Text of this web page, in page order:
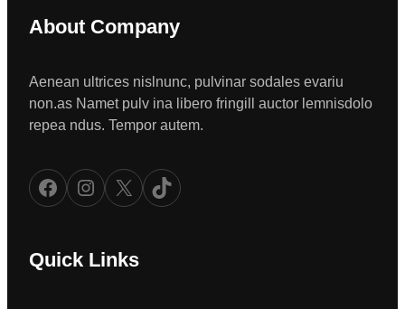
About Company
Aenean ultrices nislnunc, pulvinar sodales evariu
non.as Namet pulv ina libero fringill auctor lemnisdolo
repea ndus. Tempor autem.
Facebook Instagram X TikTok
Quick Links